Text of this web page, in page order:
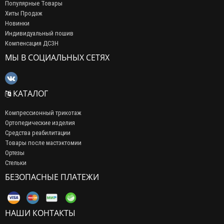
область, Еврейская автономная область, Иркутская
область, Камчатский край, Красноярский край,
Магаданская область, Ненецкий автономный округ,
Приморский край, Саха (Якутия) республика,
Сахалинская область, Тыва республика, Хабаровский
край, Хакасия республика, Ханты-Мансийский АО —
Югра, Чукотский автономный округ, Ямало-Ненецкий
автономный округ ) -
рублей.
Популярные Товары
Хиты Продаж
Новинки
Индивидуальный пошив
Компенсация ДСЗН
МЫ В СОЦИАЛЬНЫХ СЕТЯХ
КАТАЛОГ
Компрессионный трикотаж
Ортопедические изделия
Средства реабилитации
Товары после мастэктомии
Ортезы
Стельки
БЕЗОПАСНЫЕ ПЛАТЕЖИ
НАШИ КОНТАКТЫ